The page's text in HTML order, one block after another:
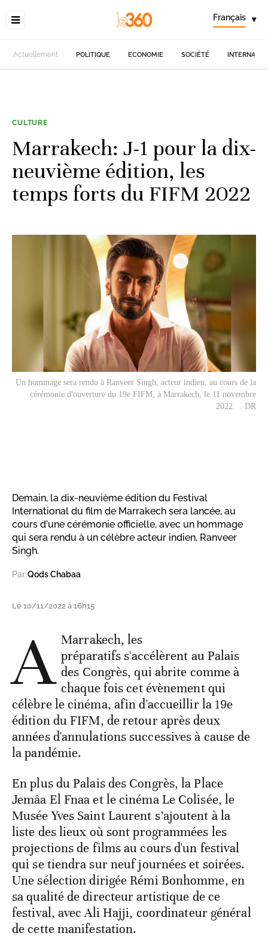
Français ▾
Actuellement POLITIQUE ECONOMIE SOCIÉTÉ
CULTURE
Marrakech: J-1 pour la dix-
neuvième édition, les
temps forts du FIFM 2022
Un hommage sera rendu à Ranveer Singh, acteur indien, au cours de la
cérémonie d'ouverture du 19e FIFM, à Marrakech, le 11 novembre
2022. . DR
Demain, la dix-neuvième édition du Festival
International du film de Marrakech sera lancée, au
cours d'une cérémonie officielle, avec un hommage
qui sera rendu à un célèbre acteur indien, Ranveer
Singh.
Par Qods Chabaa
Le 10/11/2022 à 16h15
A Marrakech, les
préparatifs s'accélèrent au Palais
des Congrès, qui abrite comme à
chaque fois cet évènement qui
célèbre le cinéma, afin d'accueillir la 19e
édition du FIFM, de retour après deux
années d'annulations successives à cause de
la pandémie.
En plus du Palais des Congrès, la Place
Jemâa El Fnaa et le cinéma Le Colisée, le
Musée Yves Saint Laurent s’ajoutent à la
liste des lieux où sont programmées les
projections de films au cours d'un festival
qui se tiendra sur neuf journées et soirées.
Une sélection dirigée Rémi Bonhomme, en
sa qualité de directeur artistique de ce
festival, avec Ali Hajji, coordinateur général
de cette manifestation.